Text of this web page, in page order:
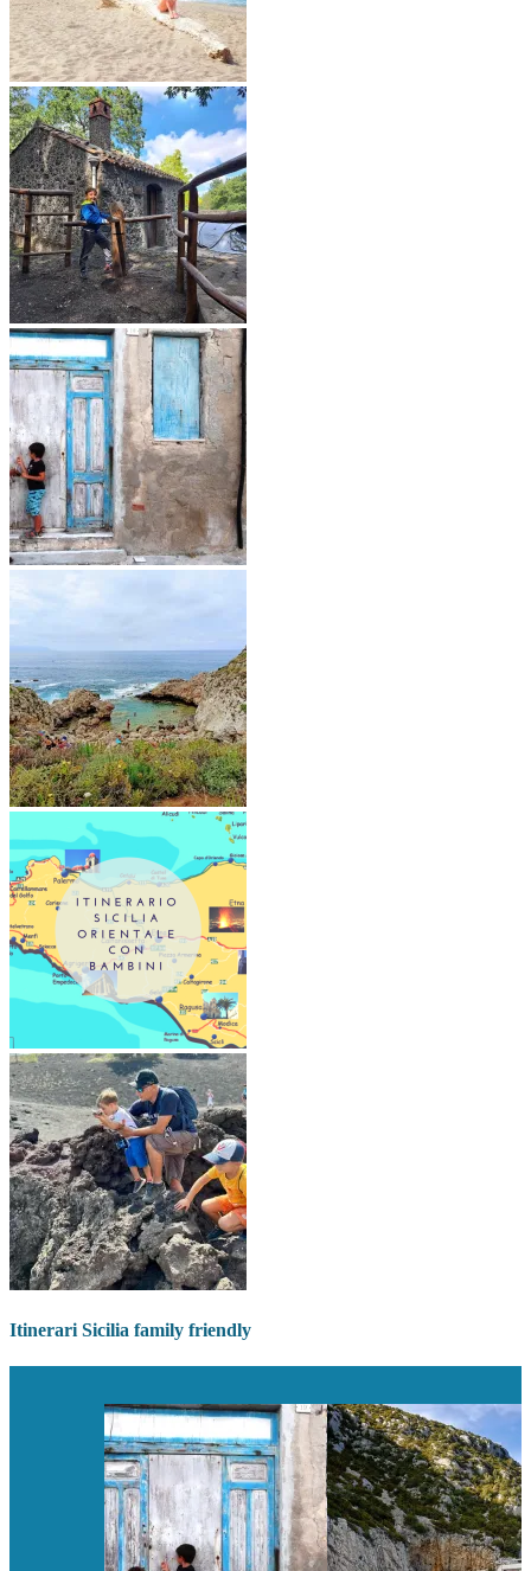
Itinerari Sicilia family friendly